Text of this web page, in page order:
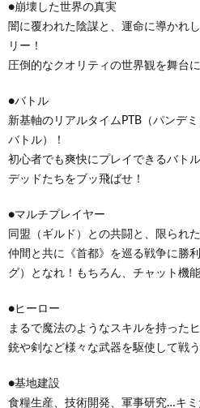
●崩壊した世界の真実
闇に覆われた陰謀と、運命に導かれ
リー！
圧倒的なクオリティの世界観を舞台
●バトル
新基軸のリアルタイムPTB（パンデ
バトル）！
初心者でも爽快にプレイできるバト
デッドたちをブッ飛ばせ！
●マルチプレイヤー
同盟（ギルド）との共闘と、限られ
仲間と共に《首都》を巡る戦争に勝
グ）となれ！もちろん、チャット機
●ヒーロー
まるで魔法のようなスキルを持った
銃や剣など様々な武器を駆使して戦う
●基地建設
食糧生産、技術開発、軍事研究…キ